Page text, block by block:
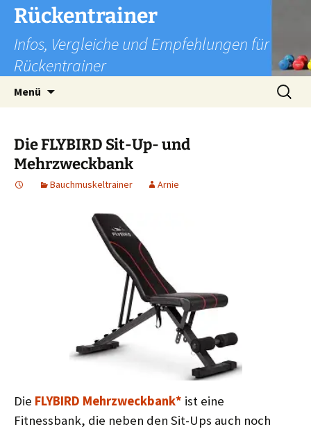
Zum
Inhalt
springen
Rückentrainer
Infos, Vergleiche und Empfehlungen für
Rückentrainer
Menü
Suchen
nach:
Die FLYBIRD Sit-Up- und
Mehrzweckbank
Bauchmuskeltrainer Arnie
Die FLYBIRD Mehrzweckbank* ist eine
Fitnessbank, die neben den Sit-Ups auch noch